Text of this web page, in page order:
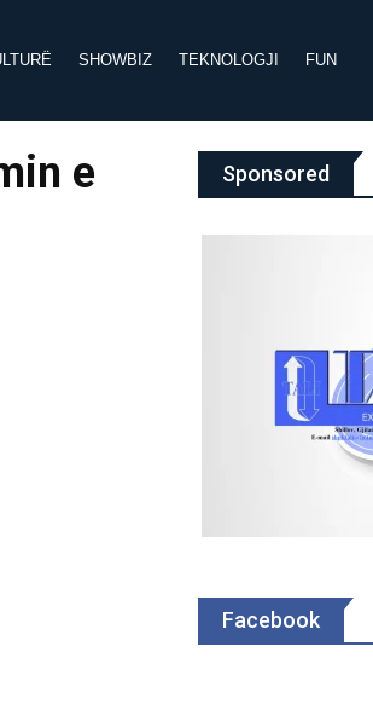
SHOWBIZ TEKNOLOGJI FUN
e
Sponsored
Facebook